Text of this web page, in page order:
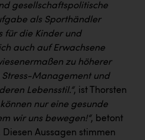
gesellschaftspolitische
als Sporthändler
für die Kinder und
auch auf Erwachsene
zu höherer
Management und
Lebensstil.“, ist Thorsten
können nur eine gesunde
wir uns bewegen!“, betont
Aussagen stimmen